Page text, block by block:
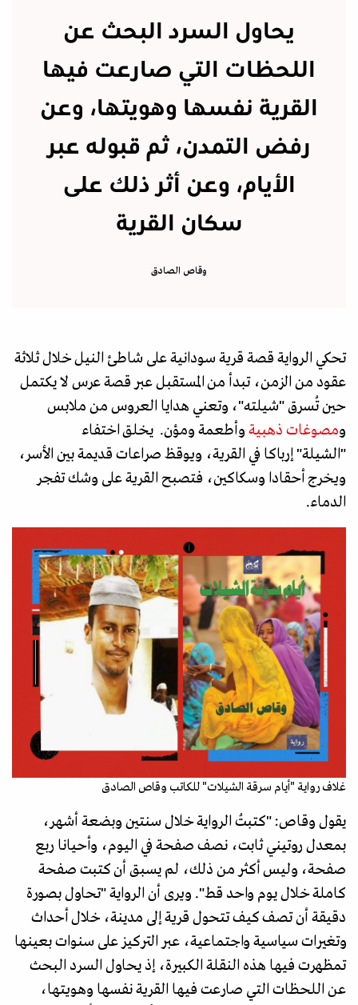
يحاول السرد البحث عن
اللحظات التي صارعت فيها
القرية نفسها وهويتها، وعن
رفض التمدن، ثم قبوله عبر
الأيام، وعن أثر ذلك على
سكان القرية
وقاص الصادق
تحكي الرواية قصة قرية سودانية على شاطئ النيل خلال ثلاثة
عقود من الزمن، تبدأ من المستقبل عبر قصة عرس لا يكتمل
حين تُسرق "شيلته"، وتعني هدايا العروس من ملابس
ومصوغات ذهبية وأطعمة ومؤن. يخلق اختفاء
"الشيلة" إرباكا في القرية، ويوقظ صراعات قديمة بين الأسر،
ويخرج أحقادا وسكاكين، فتصبح القرية على وشك تفجر
الدماء.
غلاف رواية "أيام سرقة الشيلات" للكاتب وقاص الصادق
يقول وقاص: "كتبتُ الرواية خلال سنتين وبضعة أشهر،
بمعدل روتيني ثابت، نصف صفحة في اليوم، وأحيانا ربع
صفحة، وليس أكثر من ذلك، لم يسبق أن كتبت صفحة
كاملة خلال يوم واحد قط". ويرى أن الرواية "تحاول بصورة
دقيقة أن تصف كيف تتحول قرية إلى مدينة، خلال أحداث
وتغيرات سياسية واجتماعية، عبر التركيز على سنوات بعينها
تمظهرت فيها هذه النقلة الكبيرة، إذ يحاول السرد البحث
عن اللحظات التي صارعت فيها القرية نفسها وهويتها،